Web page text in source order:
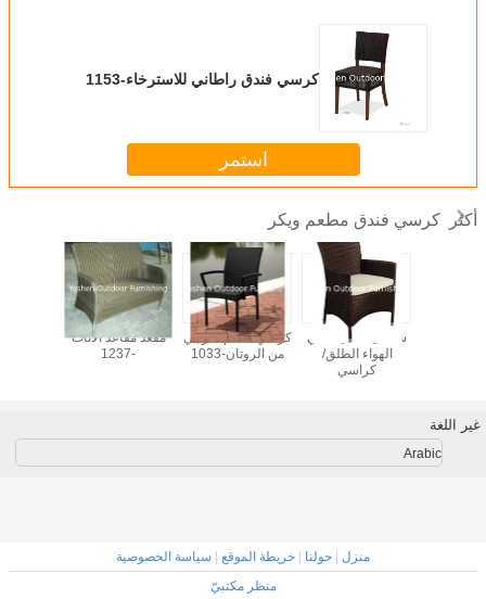
كرسي فندق راطاني للاسترخاء-1153
استمر
أكثر كرسي فندق مطعم ويكر
مقعد مقاعد الأثاث
-1237
كرسي طعام خارجي
من الروتان-1033
شاطئ الحديقة في
الهواء الطلق/
كراسي
غير اللغة
Arabic
منزل حولنا خريطة الموقع
سياسة الخصوصية
منظر مكتبيّ